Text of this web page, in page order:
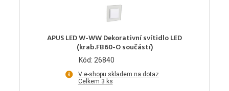
APUS LED W-WW Dekorativní svítidlo LED
(krab.FB60-O součástí)
Kód: 26840
V e-shopu skladem na dotaz
Celkem 3 ks